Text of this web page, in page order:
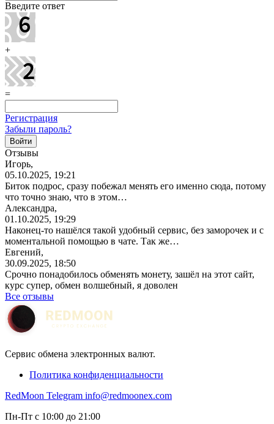
Введите ответ
+
=
Регистрация
Забыли пароль?
Отзывы
Игорь,
05.10.2025, 19:21
Биток подрос, сразу побежал менять его именно сюда, потому
что точно знаю, что в этом…
Александра,
01.10.2025, 19:29
Наконец-то нашёлся такой удобный сервис, без заморочек и с
моментальной помощью в чате. Так же…
Евгений,
30.09.2025, 18:50
Срочно понадобилось обменять монету, зашёл на этот сайт,
курс супер, обмен волшебный, я доволен
Все отзывы
Сервис обмена электронных валют.
Политика конфиденциальности
RedMoon Telegram info@redmoonex.com
Пн-Пт с 10:00 до 21:00